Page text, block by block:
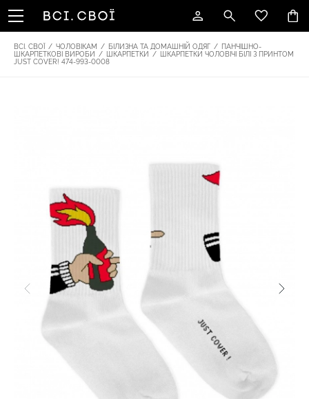
ВСІ. СВОЇ / ЧОЛОВІКАМ / БІЛИЗНА ТА ДОМАШНІЙ ОДЯГ / ПАНЧІШНО-
ШКАРПЕТКОВІ ВИРОБИ
/ ШКАРПЕТКИ /
ШКАРПЕТКИ ЧОЛОВІЧІ БІЛІ З ПРИНТОМ
JUST COVER! 474-993-0008